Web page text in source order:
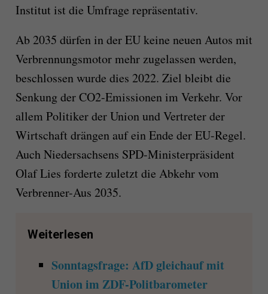
Institut ist die Umfrage repräsentativ.
Ab 2035 dürfen in der EU keine neuen Autos mit
Verbrennungsmotor mehr zugelassen werden,
beschlossen wurde dies 2022. Ziel bleibt die
Senkung der CO2-Emissionen im Verkehr. Vor
allem Politiker der Union und Vertreter der
Wirtschaft drängen auf ein Ende der EU-Regel.
Auch Niedersachsens SPD-Ministerpräsident
Olaf Lies forderte zuletzt die Abkehr vom
Verbrenner-Aus 2035.
Weiterlesen
Sonntagsfrage: AfD gleichauf mit
Union im ZDF-Politbarometer